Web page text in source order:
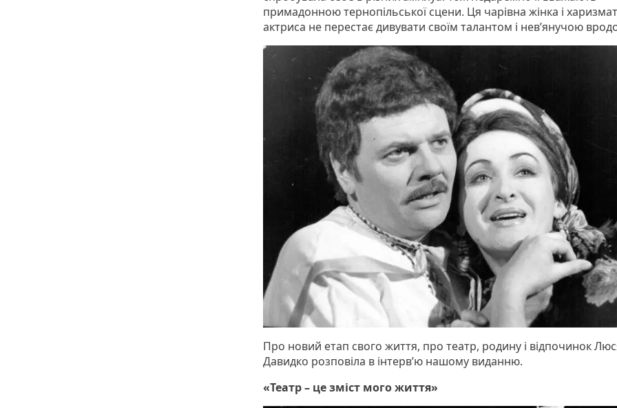
примадонною тернопільської сцени. Ця чарівна жінка і
актриса не перестає дивувати своїм талантом і нев’янучою
Про новий етап свого життя, про театр, родину і відпочинок
Давидко розповіла в інтерв’ю нашому виданню.
«Театр – це зміст мого життя»